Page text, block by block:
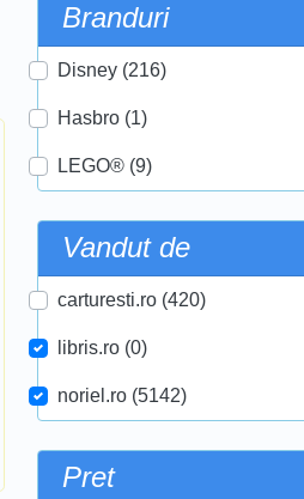
Branduri
Disney (216)
Hasbro (1)
LEGO® (9)
Vandut de
carturesti.ro (420)
libris.ro (0)
noriel.ro (5142)
Pret